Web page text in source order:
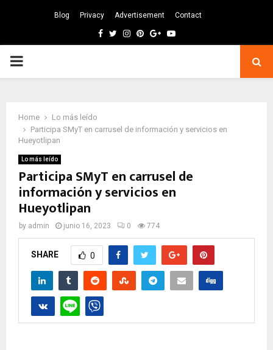
Blog Privacy Advertisement Contact
Facebook
TwitterInstagram
Pinterest
GoogleYoutube
PRIMARY
Home
Lo más leído
Participa SMyT en carrusel de información y servicios en
Hueyotlipan
Lo más leído
Participa SMyT en carrusel de
información y servicios en
Hueyotlipan
by admin junio 16, 2023 0 774
SHARE 0